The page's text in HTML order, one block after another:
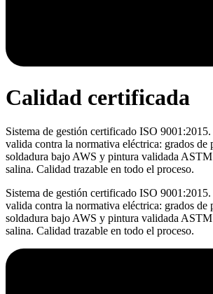
Calidad certificada
Sistema de gestión certificado ISO 9001:2015.
valida contra la normativa eléctrica: grados
soldadura bajo AWS y pintura validada ASTM
salina. Calidad trazable en todo el proceso.
Sistema de gestión certificado ISO 9001:2015.
valida contra la normativa eléctrica: grados
soldadura bajo AWS y pintura validada ASTM
salina. Calidad trazable en todo el proceso.